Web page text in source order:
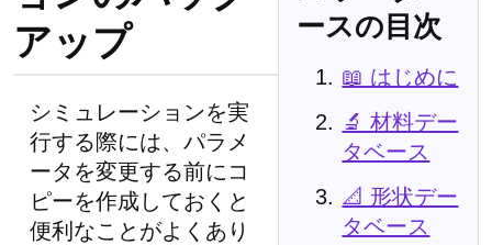
ースの目次
📖 はじめに
🔬 材料デー
タベース
📐 形状デー
タベース
アップ
シミュレーションを実
行する際には、パラメ
ータを変更する前にコ
ピーを作成しておくと
便利なことがよくあり